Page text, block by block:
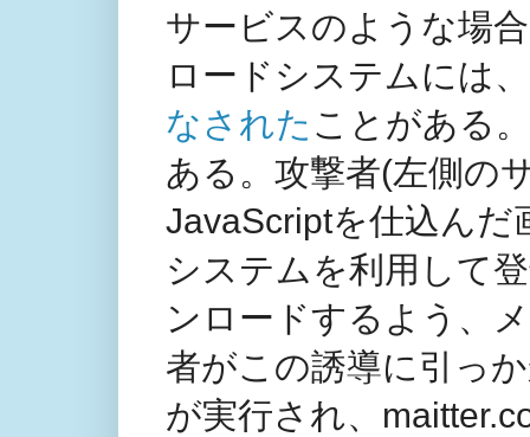
サービスのような場
ロードシステムには
なされた ことがある
ある。攻撃者(左側の
JavaScriptを仕込んだ
システムを利用して
ンロードするよう、
者がこの誘導に引っ
が実行され、